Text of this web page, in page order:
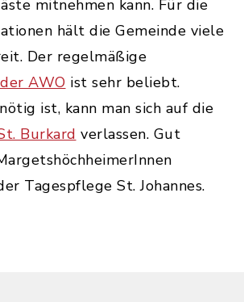
mitnehmen kann. Für die
hält die Gemeinde viele
Der regelmäßige
AWO ist sehr beliebt.
ist, kann man sich auf die
Burkard verlassen. Gut
Tagespflege St. Johannes.